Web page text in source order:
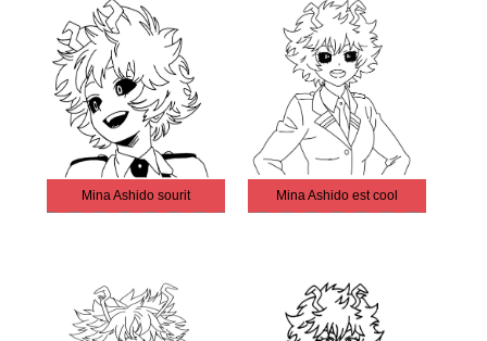
Mina Ashido sourit Mina Ashido est cool